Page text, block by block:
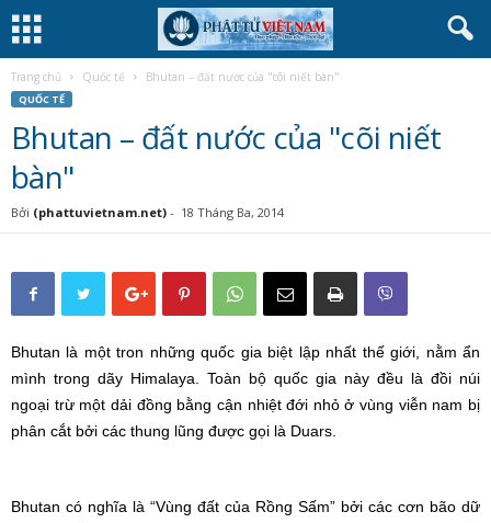
Trang chủ Quốc tế Bhutan – đất nước của "cõi niết bàn"
QUỐC TẾ
Bhutan – đất nước của "cõi niết
bàn"
Bởi (phattuvietnam.net) - 18 Tháng Ba, 2014
Bhutan là một tron những quốc gia biệt lập nhất thế giới, nằm ẩn
mình trong dãy Himalaya. Toàn bộ quốc gia này đều là đồi núi
ngoại trừ một dải đồng bằng cận nhiệt đới nhỏ ở vùng viễn nam bị
phân cắt bởi các thung lũng được gọi là Duars.
Bhutan có nghĩa là “Vùng đất của Rồng Sấm” bởi các cơn bão dữ